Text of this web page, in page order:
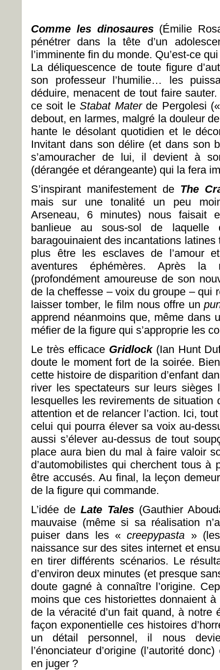
Comme les dinosaures (Émilie
pénétrer dans la tête d’un
l’imminente fin du monde. Qu’est-ce
La déliquescence de toute figure
son professeur l’humilie… les
déduire, menacent de tout faire
ce soit leStabat Mater de Pergolesi
debout, en larmes, malgré la douleur
hante le désolant quotidien et le
Invitant dans son délire (et dans son
s’amouracher de lui, il devient à
(dérangée et dérangeante) qui la fera
S’inspirant manifestement de The
mais sur une tonalité un peu
Arseneau, 6 minutes) nous faisait
banlieue au sous-sol de laquelle
baragouinaient des incantations
plus être les esclaves de l’amour
aventures éphémères. Après la
(profondément amoureuse de son
de la cheffesse – voix du groupe – qui
laisser tomber, le film nous offre un
apprend néanmoins que, même dans
méfier de la figure qui s’approprie les
Le très efficace Gridlock(Ian Hunt
doute le moment fort de la soirée.
cette histoire de disparition d’enfant
river les spectateurs sur leurs sièges
lesquelles les revirements de situation
attention et de relancer l’action. Ici,
celui qui pourra élever sa voix au-
aussi s’élever au-dessus de tout
place aura bien du mal à faire valoir
d’automobilistes qui cherchent tous à
être accusés. Au final, la leçon
de la figure qui commande.
L’idée deLate Tales (Gauthier
mauvaise (même si sa réalisation
puiser dans les «creepypasta »
naissance sur des sites internet et
en tirer différents scénarios. Le
d’environ deux minutes (et presque
doute gagné à connaître l’origine.
moins que ces historiettes donnaient à
de la véracité d’un fait quand, à notre
façon exponentielle ces histoires
un détail personnel, il nous
l’énonciateur d’origine (l’autorité
en juger ?